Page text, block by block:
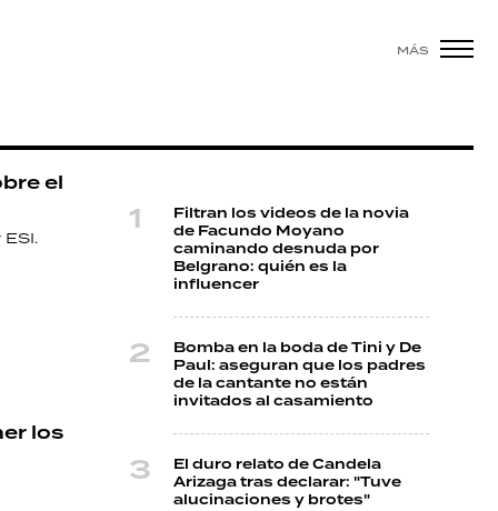
MÁS
el
los
Filtran los videos de la novia
de Facundo Moyano
caminando desnuda por
Belgrano: quién es la
influencer
Bomba en la boda de Tini y De
Paul: aseguran que los padres
de la cantante no están
invitados al casamiento
El duro relato de Candela
Arizaga tras declarar: "Tuve
alucinaciones y brotes"